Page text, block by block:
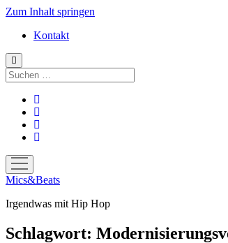
Zum Inhalt springen
Kontakt
Suchen
Menü
öffnen
Mics&Beats
Irgendwas mit Hip Hop
Schlagwort: